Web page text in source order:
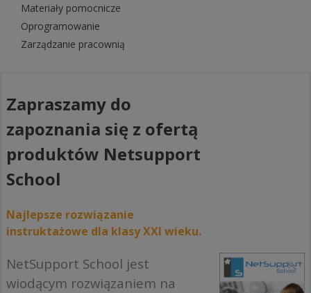
Materiały pomocnicze
Oprogramowanie
Zarządzanie pracownią
Zapraszamy do
zapoznania się z ofertą
produktów Netsupport
School
Najlepsze rozwiązanie
instruktażowe dla klasy XXI wieku.
NetSupport School jest
wiodącym rozwiązaniem na